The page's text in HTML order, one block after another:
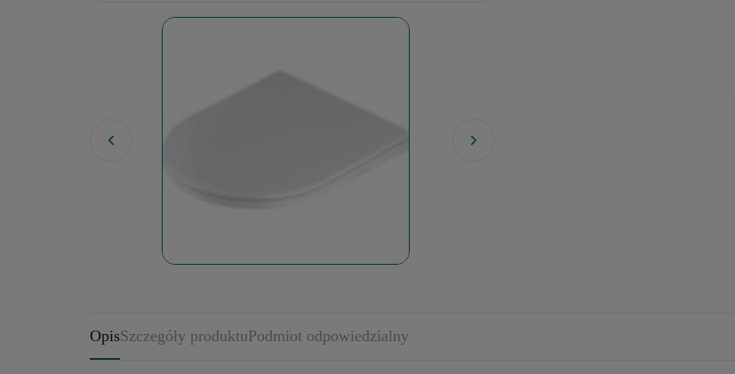
OpisSzczegóły produktuPodmiot odpowiedzialny